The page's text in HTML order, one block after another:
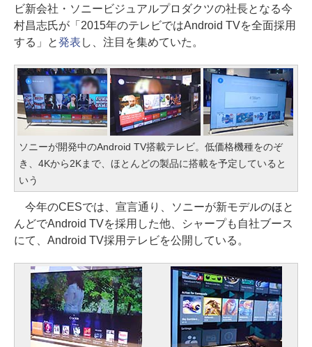
ビ新会社・ソニービジュアルプロダクツの社長となる今
村昌志氏が「2015年のテレビではAndroid TVを全面採用
する」と発表 し、注目を集めていた。
ソニーが開発中のAndroid TV搭載テレビ。低価格機種をのぞ
き、4Kから2Kまで、ほとんどの製品に搭載を予定していると
いう
今年のCESでは、宣言通り、ソニーが新モデルのほと
んどでAndroid TVを採用した他、シャープも自社ブース
にて、Android TV採用テレビを公開している。